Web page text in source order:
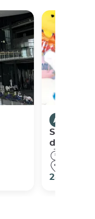
Activités à
Sanrio
28 €